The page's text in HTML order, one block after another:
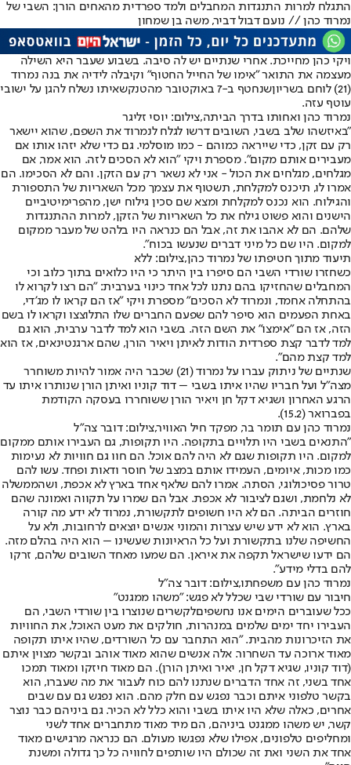
התגלח למרות התנגדות המחבלים ולמד ספרדית מהאחים הורן: השבי של
נמרוד כהן // נועם דבול דביר, משה בן שמחון
ויקי כהן מחייכת. אחרי שנתיים יש לה סיבה. בשבוע שעבר היא השילה
מעצמה את התואר "אימו של החייל החטוף" וקיבלה לידיה את בנה נמרוד
(21) לוחם בשריון
שנחטף ב-7 באוקטובר מהטנק
שאיתו נשלח להגן על ישובי
עוטף עזה.
נמרוד כהן ואחותו בדרך הביתה,צילום: יוסי זליגר
"באיזשהו שלב בשבי, השובים דרשו לגלח לנמרוד את השפם, שהוא יישאר
רק עם זקן, כדי שייראה כמוהם - כמו מוסלמי. גם כדי שלא יזהו אותו אם
מעבירים אותם מקום". מספרת ויקי "הוא לא הסכים לזה. הוא אמר, אם
מגלחים, מגלחים את הכול - אני לא נשאר רק עם הזקן. והם לא הסכימו. הם
אמרו לו, תיכנס למקלחת, תשטוף את עצמך מכל השאריות של התספורת
והגילוח. הוא נכנס למקלחת ומצא שם סכין גילוח ישן, מהפרימיטיביים
הישנים והוא פשוט גילח את כל השאריות של הזקן, למרות ההתנגדות
שלהם. הם לא אהבו את זה, אבל הם כנראה היו בלהט של מעבר ממקום
למקום. היו שם כל מיני דברים שנעשו בכוח".
תיעוד מתוך חטיפתו של נמרוד כהן,צילום: ללא
כשחזרו שורדי השבי הם סיפרו בין היתר כי היו כלואים בתוך כלוב וכי
המחבלים שהחזיקו בהם נתנו לכל אחד כינוי בערבית: "הם רצו לקרוא לו
בהתחלה אחמד, ונמרוד לא הסכים" מספרת ויקי "אז הם קראו לו מג'די,
באחת הפעמים הוא סיפר להם שפעם החברים שלו התלוצצו וקראו לו בשם
הזה, אז הם "אימצו" את השם הזה. בשבי הוא למד לדבר ערבית, הוא גם
למד לדבר קצת ספרדית הודות לאיתן ויאיר הורן, שהם ארגנטינאים, אז הוא
למד קצת מהם".
שנתיים של ניתוק עברו על נמרוד (21) שכבר היה אמור להיות משוחרר
מצה"ל ועל חבריו שהיו איתו בשבי – דוד קוניו ואיתן הורן שנותרו איתו עד
הרגע האחרון ושגיא דקל חן ויאיר הורן ששוחררו בעסקה הקודמת
בפברואר (15.2).
נמרוד כהן עם תומר בר, מפקד חיל האוויר,צילום: דובר צה"ל
"התנאים בשבי היו תלויים בתקופה. היו תקופות, גם העבירו אותם ממקום
למקום. היו תקופות שגם לא היה להם אוכל. הם חוו גם חוויות לא נעימות
כמו מכות, איומים, העמידו אותם במצב של חוסר ודאות ופחד. עשו להם
טרור פסיכולוגי, הסתה. אמרו להם שלאף אחד בארץ לא אכפת, ושהממשלה
לא נלחמת, ושגם לציבור לא אכפת. אבל הם שמרו על תקווה ואמונה שהם
חוזרים הביתה. הם לא היו חשופים לתקשורת, נמרוד לא ידע מה קורה
בארץ. הוא לא ידע שיש עצרות והמוני אנשים יוצאים לרחובות, ולא על
החשיפה שלנו בתקשורת ועל כל הראיונות שעשינו – הוא היה בהלם מזה.
הם ידעו שישראל תקפה את איראן. הם שמעו מאחד השובים שלהם, זרקו
להם בדלי מידע".
נמרוד כהן עם משפחתו,צילום: דובר צה"ל
חיבור עם שורדי שבי שכלל לא פגש: "משהו ממגנט"
ככל שעוברים הימים אנו נחשפיםלקשרים שנוצרו בין שורדי השבי, הם
העבירו יחד ימים שלמים במנהרות, חולקים את מעט האוכל, את החוויות
את הזיכרונות מהבית. "הוא התחבר עם כל השורדים, שהיו איתו תקופה
מאוד ארוכה עד השחרור. אלה אנשים שהוא מאוד אוהב ובקשר מצוין איתם
(דוד קוניו, שגיא דקל חן, יאיר ואיתן הורן). הם מאוד חיזקו ומאוד תמכו
אחד בשני, זה אחד הדברים שנתנו להם כוח לעבור את מה שעברו, הוא
בקשר טלפוני איתם וכבר נפגש עם חלק מהם. הוא נפגש גם עם שבים
אחרים, כאלה שלא היו איתו בשבי והוא כלל לא הכיר. גם ביניהם כבר נוצר
קשר, יש משהו ממגנט ביניהם, הם מיד מאוד מתחברים אחד לשני
ומחליפים טלפונים, אפילו שלא נפגשו מעולם. הם כנראה מרגישים מאוד
אחד את השני ואת זה שכולם היו שותפים לחוויה כל כך גדולה ומשנת